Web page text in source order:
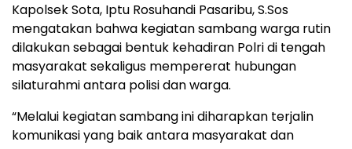
Kapolsek Sota, Iptu Rosuhandi Pasaribu, S.Sos
mengatakan bahwa kegiatan sambang warga rutin
dilakukan sebagai bentuk kehadiran Polri di tengah
masyarakat sekaligus mempererat hubungan
silaturahmi antara polisi dan warga.
“Melalui kegiatan sambang ini diharapkan terjalin
komunikasi yang baik antara masyarakat dan